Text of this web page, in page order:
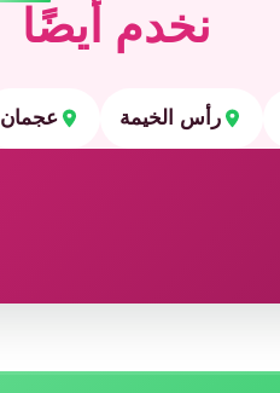
نخدم أيضًا
رأس الخيمة عجمان